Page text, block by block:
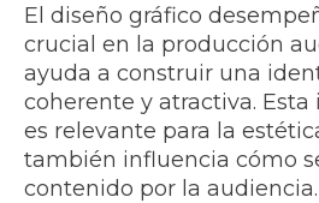
El diseño gráfico
crucial en la producción
ayuda a construir una
coherente y atractiva.
es relevante para la
también influencia cómo
contenido por la audiencia.